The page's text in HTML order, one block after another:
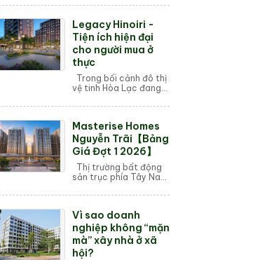
căn hộ tập trung tại
Mai và huyện Thường
Tín. Đó l...
Legacy Hinoiri -
Tiện ích hiện đại
cho người mua ở
thực
Trong bối cảnh đô thị
vệ tinh Hòa Lạc đang
án căn hộ Legacy
Cát City) do An Thịnh
Group phá...
Masterise Homes
Nguyễn Trãi【Bảng
Giá Đợt 1 2026】
Thị trường bất động
sản trục phía Tây Nam
một "cú hích" mạnh mẽ
căn hộ cao cấp
Maste...
Vì sao doanh
nghiệp không “mặn
mà” xây nhà ở xã
hội?